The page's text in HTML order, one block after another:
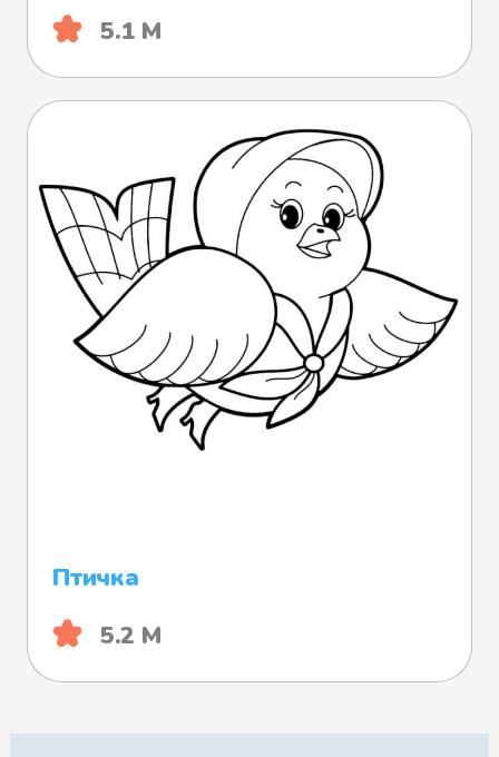
5.1 М
Птичка
5.2 М